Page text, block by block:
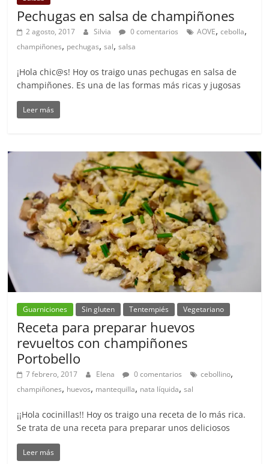
Pechugas en salsa de champiñones
2 agosto, 2017 Silvia 0 comentarios AOVE,cebolla,
champiñones, pechugas,sal,salsa
¡Hola chic@s! Hoy os traigo unas pechugas en salsa de
champiñones. Es una de las formas más ricas y jugosas
Leer más
Guarniciones Sin gluten Tentempiés Vegetariano
Receta para preparar huevos
revueltos con champiñones
Portobello
7 febrero, 2017 Elena 0 comentarios cebollino,
champiñones, huevos, mantequilla, nata líquida,sal
¡¡Hola cocinillas!! Hoy os traigo una receta de lo más rica.
Se trata de una receta para preparar unos deliciosos
Leer más